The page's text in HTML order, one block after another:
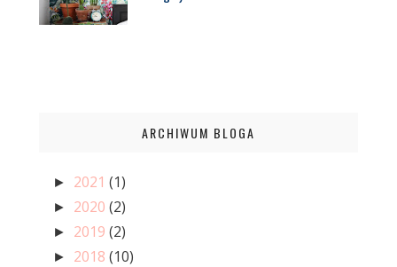
ARCHIWUM BLOGA
► 2021 (1)
► 2020 (2)
► 2019 (2)
► 2018 (10)